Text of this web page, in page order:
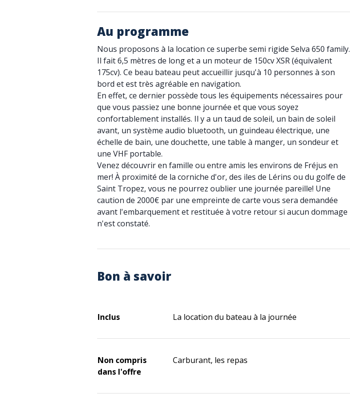
Au programme
Nous proposons à la location ce superbe semi rigide Selva 650 family.
Il fait 6,5 mètres de long et a un moteur de 150cv XSR (équivalent
175cv). Ce beau bateau peut accueillir jusqu'à 10 personnes à son
bord et est très agréable en navigation.
En effet, ce dernier possède tous les équipements nécessaires pour
que vous passiez une bonne journée et que vous soyez
confortablement installés. Il y a un taud de soleil, un bain de soleil
avant, un système audio bluetooth, un guindeau électrique, une
échelle de bain, une douchette, une table à manger, un sondeur et
une VHF portable.
Venez découvrir en famille ou entre amis les environs de Fréjus en
mer! À proximité de la corniche d'or, des iles de Lérins ou du golfe de
Saint Tropez, vous ne pourrez oublier une journée pareille! Une
caution de 2000€ par une empreinte de carte vous sera demandée
avant l'embarquement et restituée à votre retour si aucun dommage
n'est constaté.
Bon à savoir
Inclus La location du bateau à la journée
Non compris
dans l'offre
Carburant, les repas